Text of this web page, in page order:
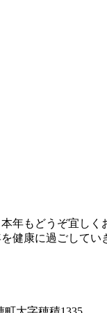
年もどうぞ宜し
健康に過ごしてい